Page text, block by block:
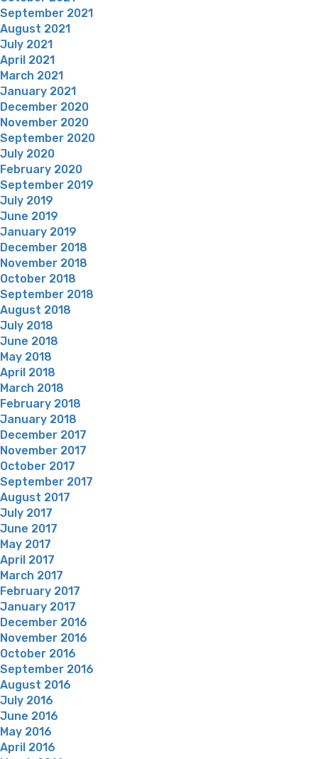
September 2021
August 2021
July 2021
April 2021
March 2021
January 2021
December 2020
November 2020
September 2020
July 2020
February 2020
September 2019
July 2019
June 2019
January 2019
December 2018
November 2018
October 2018
September 2018
August 2018
July 2018
June 2018
May 2018
April 2018
March 2018
February 2018
January 2018
December 2017
November 2017
October 2017
September 2017
August 2017
July 2017
June 2017
May 2017
April 2017
March 2017
February 2017
January 2017
December 2016
November 2016
October 2016
September 2016
August 2016
July 2016
June 2016
May 2016
April 2016